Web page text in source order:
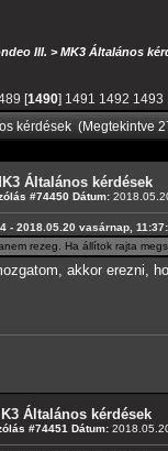
III. >MK3 Általános
[1490] 1491 1492 1493
kérdések (Megtekintve
Általános kérdések
#74450 Dátum:
- 2018.05.20 vasárnap,
rezeg. Ha állítok rajta
akkor erezni,
Általános kérdések
#74451 Dátum: